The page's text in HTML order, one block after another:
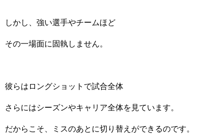
しかし、強い選手やチームほど
その一場面に固執しません。
彼らはロングショットで試合全体
さらにはシーズンやキャリア全体を見ています。
だからこそ、ミスのあとに切り替えができるのです。